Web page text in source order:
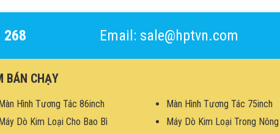
268 Email: sale@hptvn.com
BÁN CHẠY
Hình Tương Tác 86inch
Màn Hình Tương Tác 75inch
Dò Kim Loại Cho Bao Bì
Máy Dò Kim Loại Trong